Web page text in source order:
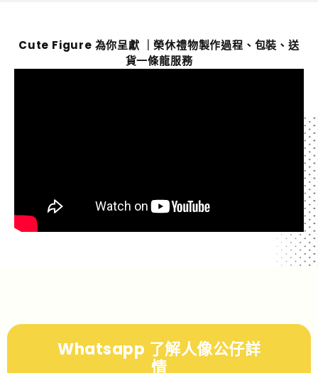
Cute Figure 為你呈獻 ｜榮休禮物製作過程、包裝、送
貨一條龍服務
Whatsapp 了解人像公仔詳
情